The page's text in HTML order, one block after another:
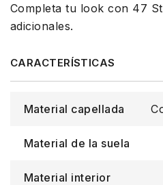
Completa tu look con 47
adicionales.
Material capellada
Material de la suela
Material interior